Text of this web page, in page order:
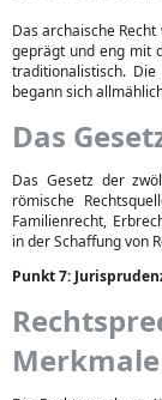
Das archaische
geprägt und eng mit
traditionalistisch.
begann sich
Das
Das Gesetz der
römische
Familienrecht,
in der Schaffung von
Punkt 7:
Merkmale